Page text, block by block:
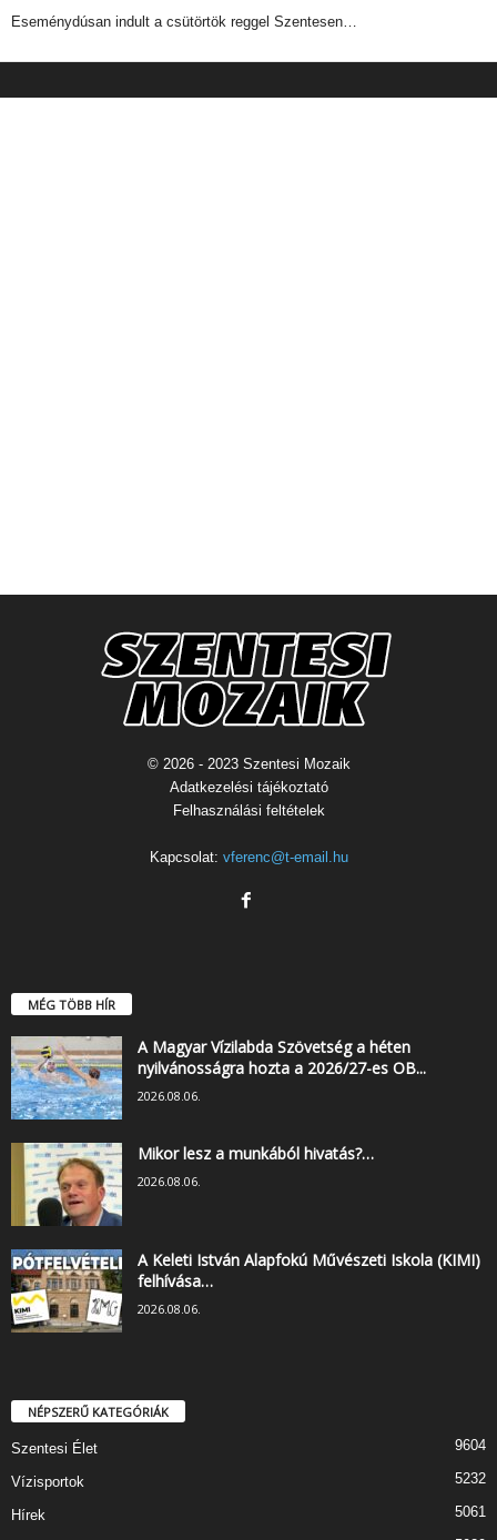
Eseménydúsan indult a csütörtök reggel Szentesen…
© 2026 - 2023 Szentesi Mozaik
Adatkezelési tájékoztató
Felhasználási feltételek
Kapcsolat: vferenc@t-email.hu
MÉG TÖBB HÍR
A Magyar Vízilabda Szövetség a héten
nyilvánosságra hozta a 2026/27-es OB...
2026.08.06.
Mikor lesz a munkából hivatás?…
2026.08.06.
A Keleti István Alapfokú Művészeti Iskola (KIMI)
felhívása…
2026.08.06.
NÉPSZERŰ KATEGÓRIÁK
Szentesi Élet 9604
Vízisportok 5232
Hírek
5061